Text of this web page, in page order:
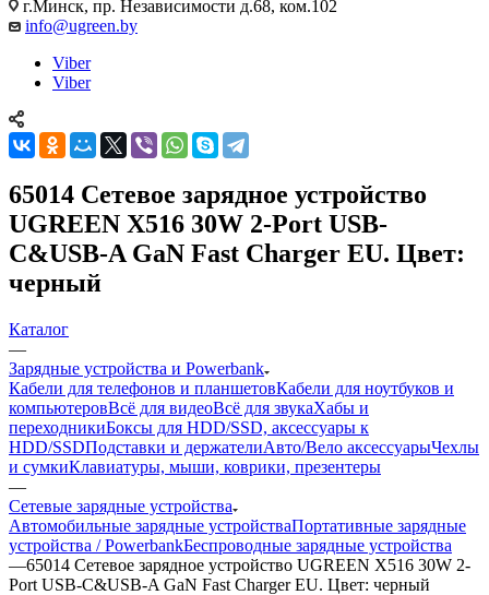
г.Минск, пр. Независимости д.68, ком.102
info@ugreen.by
Viber
Viber
65014 Сетевое зарядное устройство
UGREEN X516 30W 2-Port USB-
C&USB-A GaN Fast Charger EU. Цвет:
черный
Каталог
—
Зарядные устройства и Powerbank
Кабели для телефонов и планшетовКабели для ноутбуков и
компьютеровВсё для видеоВсё для звукаХабы и
переходникиБоксы для HDD/SSD, аксессуары к
HDD/SSDПодставки и держателиАвто/Вело аксессуарыЧехлы
и сумкиКлавиатуры, мыши, коврики, презентеры
—
Сетевые зарядные устройства
Автомобильные зарядные устройстваПортативные зарядные
устройства / PowerbankБеспроводные зарядные устройства
—65014 Сетевое зарядное устройство UGREEN X516 30W 2-
Port USB-C&USB-A GaN Fast Charger EU. Цвет: черный